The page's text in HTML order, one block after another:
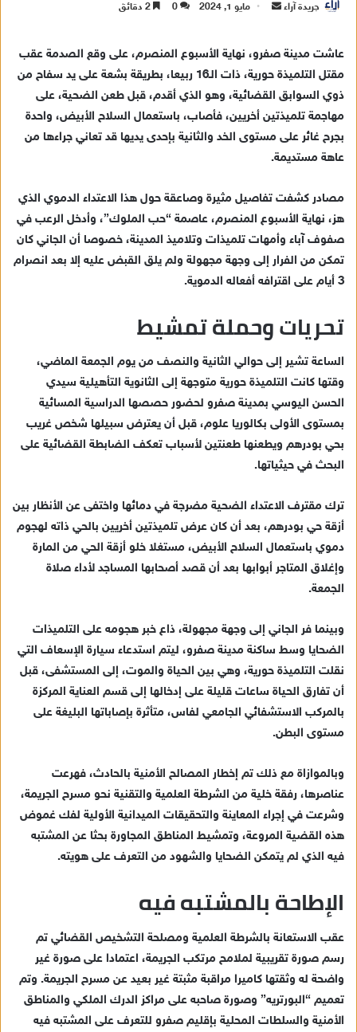
جريدة آراء
ي
د
ل
ك
ت
و
ا
مايو 1, 2024 0
عاشت مدينة صفرو، نهاية الأسبوع المنصرم، على وقع الصدمة عقب
مقتل التلميذة حورية، ذات الـ16 ربيعا، بطريقة بشعة على يد سفاح من
ذوي السوابق القضائية، وهو الذي أقدم، قبل طعن الضحية، على
مهاجمة تلميذتين أخريين، فأصاب، باستعمال السلاح الأبيض، واحدة
بجرح غائر على مستوى الخد والثانية بإحدى يديها قد تعاني جراءها من
عاهة مستديمة.
مصادر كشفت تفاصيل مثيرة وصاعقة حول هذا الاعتداء الدموي الذي
هز، نهاية الأسبوع المنصرم، عاصمة “حب الملوك”، وأدخل الرعب في
صفوف آباء وأمهات تلميذات وتلاميذ المدينة، خصوصا أن الجاني كان
تمكن من الفرار إلى وجهة مجهولة ولم يلق القبض عليه إلا بعد انصرام
3 أيام على اقترافه أفعاله الدموية.
تحريات وحملة تمشيط
الساعة تشير إلى حوالي الثانية والنصف من يوم الجمعة الماضي،
وقتها كانت التلميذة حورية متوجهة إلى الثانوية التأهيلية سيدي
الحسن اليوسي بمدينة صفرو لحضور حصصها الدراسية المسائية
بمستوى الأولى بكالوريا علوم، قبل أن يعترض سبيلها شخص غريب
بحي بودرهم ويطعنها طعنتين لأسباب تعكف الضابطة القضائية على
البحث في حيثياتها.
ترك مقترف الاعتداء الضحية مضرجة في دمائها واختفى عن الأنظار بين
أزقة حي بودرهم، بعد أن كان عرض تلميذتين أخريين بالحي ذاته لهجوم
دموي باستعمال السلاح الأبيض، مستغلا خلو أزقة الحي من المارة
وإغلاق المتاجر أبوابها بعد أن قصد أصحابها المساجد لأداء صلاة
الجمعة.
وبينما فر الجاني إلى وجهة مجهولة، ذاع خبر هجومه على التلميذات
الضحايا وسط ساكنة مدينة صفرو، ليتم استدعاء سيارة الإسعاف التي
نقلت التلميذة حورية، وهي بين الحياة والموت، إلى المستشفى، قبل
أن تفارق الحياة ساعات قليلة على إدخالها إلى قسم العناية المركزة
بالمركب الاستشفائي الجامعي لفاس، متأثرة بإصاباتها البليغة على
مستوى البطن.
وبالموازاة مع ذلك تم إخطار المصالح الأمنية بالحادث، فهرعت
عناصرها، رفقة خلية من الشرطة العلمية والتقنية نحو مسرح الجريمة،
وشرعت في إجراء المعاينة والتحقيقات الميدانية الأولية لفك غموض
هذه القضية المروعة، وتمشيط المناطق المجاورة بحثا عن المشتبه
فيه الذي لم يتمكن الضحايا والشهود من التعرف على هويته.
الإطاحة بالمشتبه فيه
عقب الاستعانة بالشرطة العلمية ومصلحة التشخيص القضائي تم
رسم صورة تقريبية لملامح مرتكب الجريمة، اعتمادا على صورة غير
واضحة له وثقتها كاميرا مراقبة مثبتة غير بعيد عن مسرح الجريمة. وتم
تعميم “البورتريه” وصورة صاحبه على مراكز الدرك الملكي والمناطق
الأمنية والسلطات المحلية بإقليم صفرو للتعرف على المشتبه فيه